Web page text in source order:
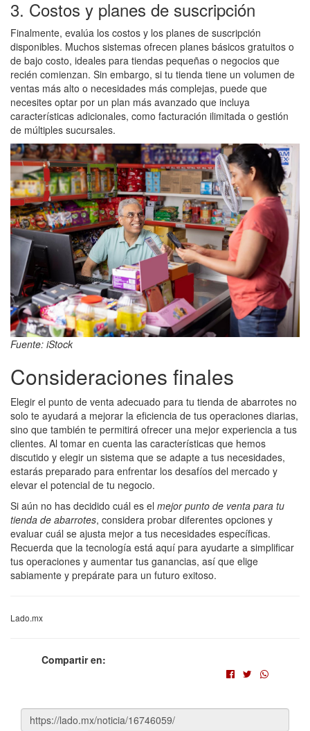
3. Costos y planes de suscripción
Finalmente, evalúa los costos y los planes de suscripción
disponibles. Muchos sistemas ofrecen planes básicos gratuitos o
de bajo costo, ideales para tiendas pequeñas o negocios que
recién comienzan. Sin embargo, si tu tienda tiene un volumen de
ventas más alto o necesidades más complejas, puede que
necesites optar por un plan más avanzado que incluya
características adicionales, como facturación ilimitada o gestión
de múltiples sucursales.
Fuente: iStock
Consideraciones finales
Elegir el punto de venta adecuado para tu tienda de abarrotes no
solo te ayudará a mejorar la eficiencia de tus operaciones diarias,
sino que también te permitirá ofrecer una mejor experiencia a tus
clientes. Al tomar en cuenta las características que hemos
discutido y elegir un sistema que se adapte a tus necesidades,
estarás preparado para enfrentar los desafíos del mercado y
elevar el potencial de tu negocio.
Si aún no has decidido cuál es el mejor punto de venta para tu
tienda de abarrotes, considera probar diferentes opciones y
evaluar cuál se ajusta mejor a tus necesidades específicas.
Recuerda que la tecnología está aquí para ayudarte a simplificar
tus operaciones y aumentar tus ganancias, así que elige
sabiamente y prepárate para un futuro exitoso.
Lado.mx
Compartir en: